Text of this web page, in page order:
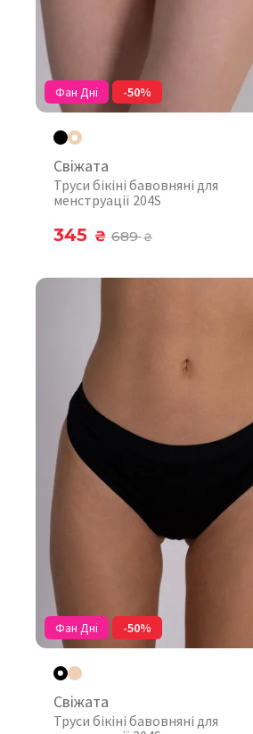
Фан Дні -50%
Свіжата
Труси бікіні бавовняні для
менструації 204S
345 ₴ 689₴
Фан Дні -50%
Свіжата
Труси бікіні бавовняні для